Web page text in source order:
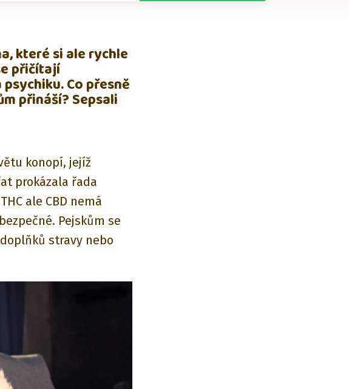
které si ale rychle
přičítají
Co přesně
přináší? Sepsali
konopí, jejíž
prokázala řada
ale CBD nemá
Pejskům se
stravy nebo